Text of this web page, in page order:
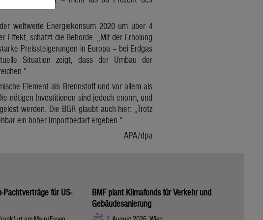
weltweite Energiekonsum 2020 um über 4
Effekt, schätzt die Behörde. „Mit der Erholung
Preissteigerungen in Europa – bei Erdgas
Situation zeigt, dass der Umbau der
Element als Brennstoff und vor allem als
nötigen Investitionen sind jedoch enorm, und
werden. Die BGR glaubt auch hier: „Trotz
ein hoher Importbedarf ergeben.“
APA/dpa
Pachtverträge für US-
BMF plant Klimafonds für Verkehr und
Gebäudesanierung